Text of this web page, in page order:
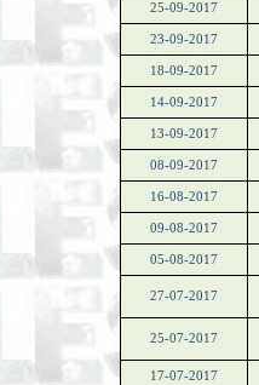
25-09-2017
23-09-2017
18-09-2017
14-09-2017
13-09-2017
08-09-2017
16-08-2017
09-08-2017
05-08-2017
27-07-2017
25-07-2017
17-07-2017